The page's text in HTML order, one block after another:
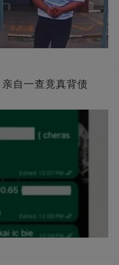
自一查竟真背债